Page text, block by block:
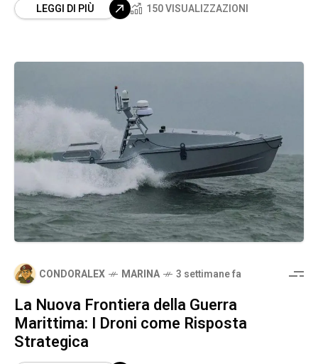
LEGGI DI PIÙ 150 VISUALIZZAZIONI
CONDORALEX MARINA 3 settimane fa
La Nuova Frontiera della Guerra
Marittima: I Droni come Risposta
Strategica